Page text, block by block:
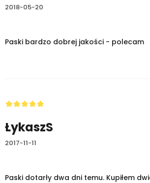
2018-05-20
Paski bardzo dobrej jakości - polecam
ŁykaszS
2017-11-11
Paski dotarły dwa dni temu. Kupiłem